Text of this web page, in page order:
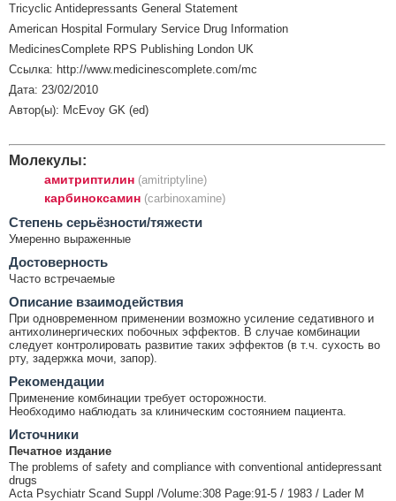
Tricyclic Antidepressants General Statement
American Hospital Formulary Service Drug Information
MedicinesComplete RPS Publishing London UK
Ссылка: http://www.medicinescomplete.com/mc
Дата: 23/02/2010
Автор(ы): McEvoy GK (ed)
Молекулы:
амитриптилин (amitriptyline)
карбиноксамин (carbinoxamine)
Cтепень серьёзности/тяжести
Умеренно выраженные
Достоверность
Часто встречаемые
Описание взаимодействия
При одновременном применении возможно усиление седативного и
антихолинергических побочных эффектов. В случае комбинации
следует контролировать развитие таких эффектов (в т.ч. сухость во
рту, задержка мочи, запор).
Рекомендации
Применение комбинации требует осторожности.
Необходимо наблюдать за клиническим состоянием пациента.
Источники
Печатное издание
The problems of safety and compliance with conventional antidepressant
drugs
Acta Psychiatr Scand Suppl /Volume:308 Page:91-5 / 1983 / Lader M